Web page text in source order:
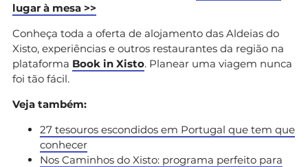
lugar à mesa >>
Conheça toda a oferta de alojamento das Aldeias do
Xisto, experiências e outros restaurantes da região na
plataforma Book in Xisto. Planear uma viagem nunca
foi tão fácil.
Veja também:
27 tesouros escondidos em Portugal que tem que
conhecer
Nos Caminhos do Xisto: programa perfeito para